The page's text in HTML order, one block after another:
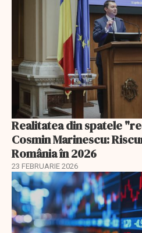
Realitatea din spatele
Cosmin Marinescu:
România în 2026
23 FEBRUARIE 2026